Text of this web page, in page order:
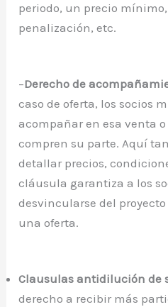
periodo, un precio
penalización, etc.
–Derecho de
caso de oferta, los socios
acompañar en esa venta
compren su parte. Aquí
detallar precios,
cláusula garantiza a los
desvincularse del
una oferta.
Clausulas antidilución de
derecho a recibir más